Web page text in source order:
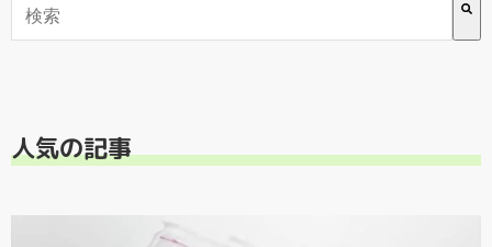
人気の記事